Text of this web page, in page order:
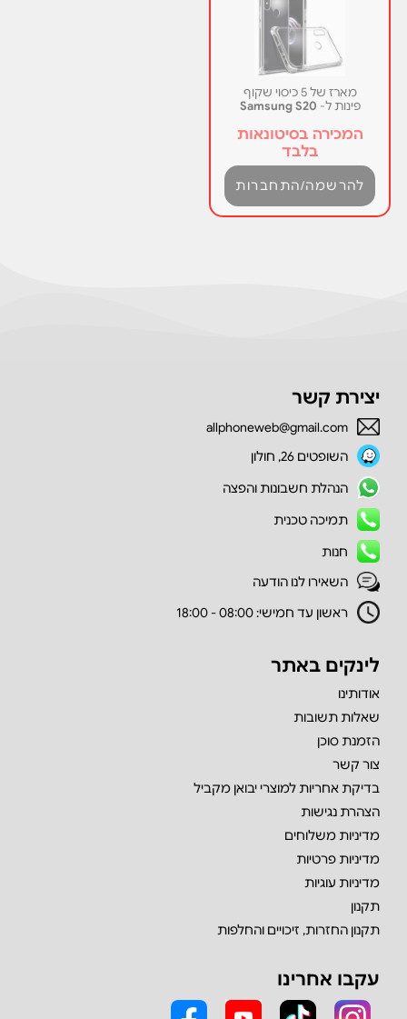
מארז של 5 כיסוי שקוף
פינות ל- Samsung S20
המכירה בסיטונאות
בלבד
להרשמה/התחברות
יצירת קשר
allphoneweb@gmail.com
השופטים 26, חולון
הנהלת חשבונות והפצה
תמיכה טכנית
חנות
השאירו לנו הודעה
ראשון עד חמישי: 08:00 - 18:00
לינקים באתר
אודותינו
שאלות תשובות
הזמנת סוכן
צור קשר
בדיקת אחריות למוצרי יבואן מקביל
הצהרת נגישות
מדיניות משלוחים
מדיניות פרטיות
מדיניות עוגיות
תקנון
תקנון החזרות, זיכויים והחלפות
עקבו אחרינו